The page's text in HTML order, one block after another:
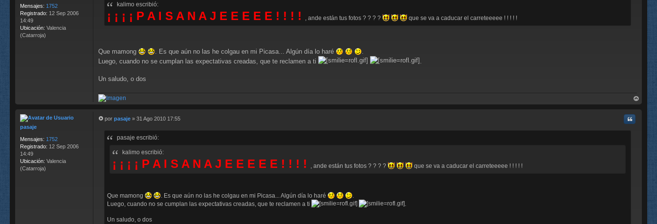
Mensajes: 1752
Registrado: 12 Sep 2006
14:49
Ubicación: Valencia
(Catarroja)
kalimo escribió:
¡ ¡ ¡ ¡ P A I S A N A J E E E E E ! ! ! ! , ande están tus fotos ? ? ? ? que se va a caducar el carreteeeee ! ! ! ! !
Que mamong . Es que aún no las he colgau en mi Picasa... Algún día lo haré
Luego, cuando no se cumplan las expectativas creadas, que te reclamen a ti
Un saludo, o dos
rri
ba
pasaje
Mensajes: 1752
Registrado: 12 Sep 2006
14:49
Ubicación: Valencia
(Catarroja)
Citar
por pasaje » 31 Ago 2010 17:55
pasaje escribió:
kalimo escribió:
¡ ¡ ¡ ¡ P A I S A N A J E E E E E ! ! ! ! , ande están tus fotos ? ? ? ? que se va a caducar el carreteeeee ! ! ! ! !
Que mamong . Es que aún no las he colgau en mi Picasa... Algún día lo haré
.
Luego, cuando no se cumplan las expectativas creadas, que te reclamen a ti
.
Un saludo, o dos